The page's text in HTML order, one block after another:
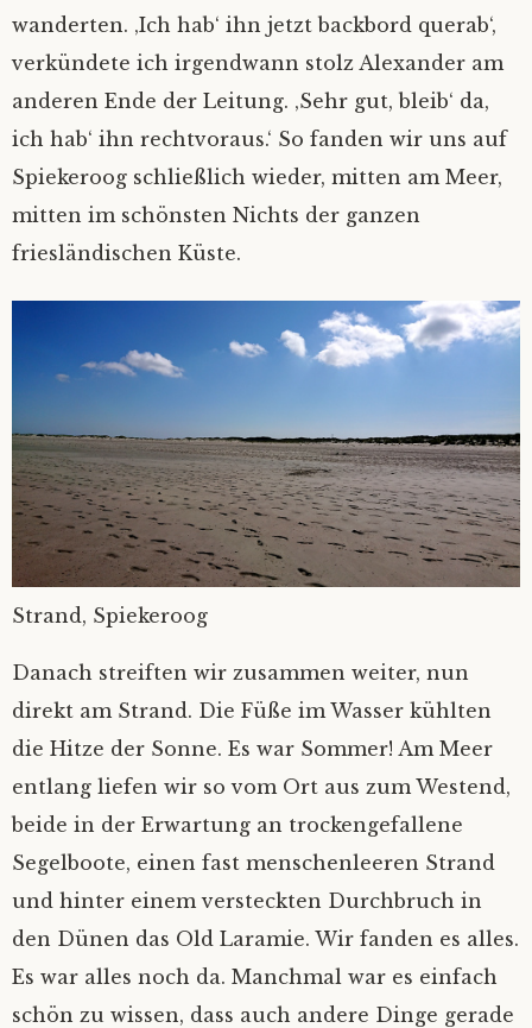
wanderten. ‚Ich hab‘ ihn jetzt backbord querab‘,
verkündete ich irgendwann stolz Alexander am
anderen Ende der Leitung. ‚Sehr gut, bleib‘ da,
ich hab‘ ihn rechtvoraus.‘ So fanden wir uns auf
Spiekeroog schließlich wieder, mitten am Meer,
mitten im schönsten Nichts der ganzen
friesländischen Küste.
Strand, Spiekeroog
Danach streiften wir zusammen weiter, nun
direkt am Strand. Die Füße im Wasser kühlten
die Hitze der Sonne. Es war Sommer! Am Meer
entlang liefen wir so vom Ort aus zum Westend,
beide in der Erwartung an trockengefallene
Segelboote, einen fast menschenleeren Strand
und hinter einem versteckten Durchbruch in
den Dünen das Old Laramie. Wir fanden es alles.
Es war alles noch da. Manchmal war es einfach
schön zu wissen, dass auch andere Dinge gerade